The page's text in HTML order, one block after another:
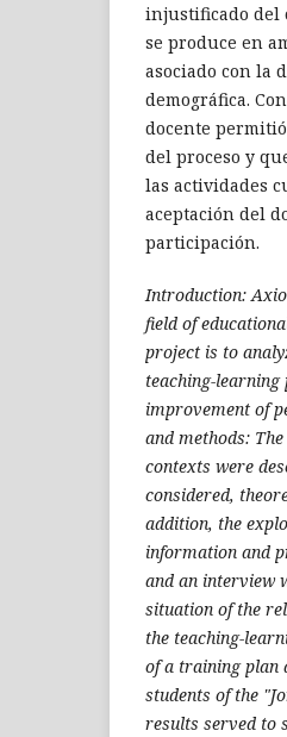
injustificado del
se produce en
asociado con la
demográfica.
docente
del proceso y
las actividades
aceptación del
participación.
Introduction:
field of
project is to
teaching-
improvement of
and methods:
contexts were
considered,
addition, the
information and
and an interview
situation of the
the teaching-
of a training plan
students of the
results served to